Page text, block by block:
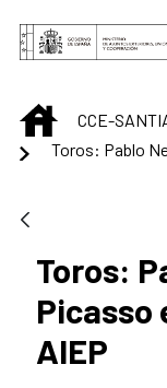
Saltar al
INICIO
CCE-
Toros:
Picasso
AIEP